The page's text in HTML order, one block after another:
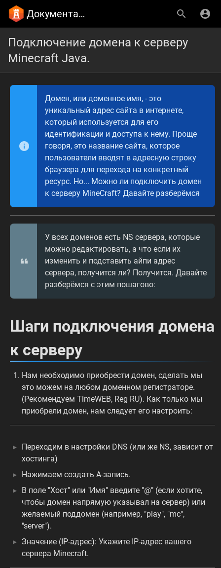
Документация CastleHost
Подключение домена к серверу
Minecraft Java.
Домен, или доменное имя, - это
уникальный адрес сайта в интернете,
который используется для его
идентификации и доступа к нему. Проще
говоря, это название сайта, которое
пользователи вводят в адресную строку
браузера для перехода на конкретный
ресурс. Но... Можно ли подключить домен
к серверу MineCraft? Давайте разберёмся
У всех доменов есть NS сервера, которые
можно редактировать, а что если их
изменить и подставить айпи адрес
сервера, получится ли? Получится. Давайте
разберёмся с этим пошагово:
Шаги подключения домена
к серверу
Нам необходимо приобрести домен, сделать мы
это можем на любом доменном регистраторе.
(Рекомендуем TimeWEB, Reg RU). Как только мы
приобрели домен, нам следует его настроить:
Переходим в настройки DNS (или же NS, зависит от
хостинга)
Нажимаем создать A-запись.
В поле "Хост" или "Имя" введите "@" (если хотите,
чтобы домен напрямую указывал на сервер) или
желаемый поддомен (например, "play", "mc",
"server").
Значение (IP-адрес): Укажите IP-адрес вашего
сервера Minecraft.